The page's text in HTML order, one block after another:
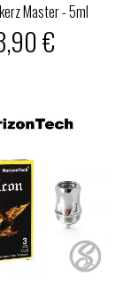
Master - 5ml
€